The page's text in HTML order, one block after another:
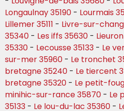
Longaulnay 35190 - Lourmais
Lillemer 35111 - Livre-sur-
35340 - Les iffs 35630 -
35330 - Lecousse 35133 - Le
sur-mer 35960 - Le tronchet
bretagne 35240 - Le tiercent
bretagne 35320 - Le petit-
minihic-sur-rance 35870 - Le
35133 - Le lou-du-lac 35360 -